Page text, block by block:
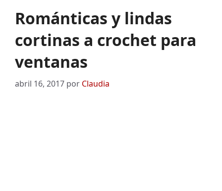
Románticas y lindas
cortinas a crochet para
ventanas
abril 16, 2017 por Claudia